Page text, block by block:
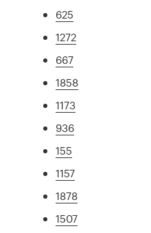
625
1272
667
1858
1173
936
155
1157
1878
1507